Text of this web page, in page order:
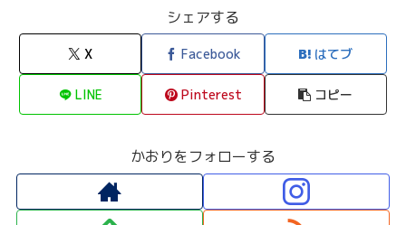
シェアする
X Facebook はてブ
LINE Pinterest コピー
かおりをフォローする